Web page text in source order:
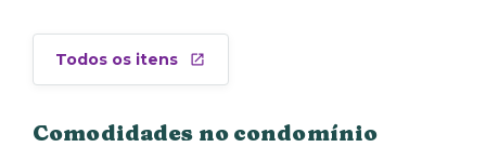
Todos os itens
Comodidades no condomínio